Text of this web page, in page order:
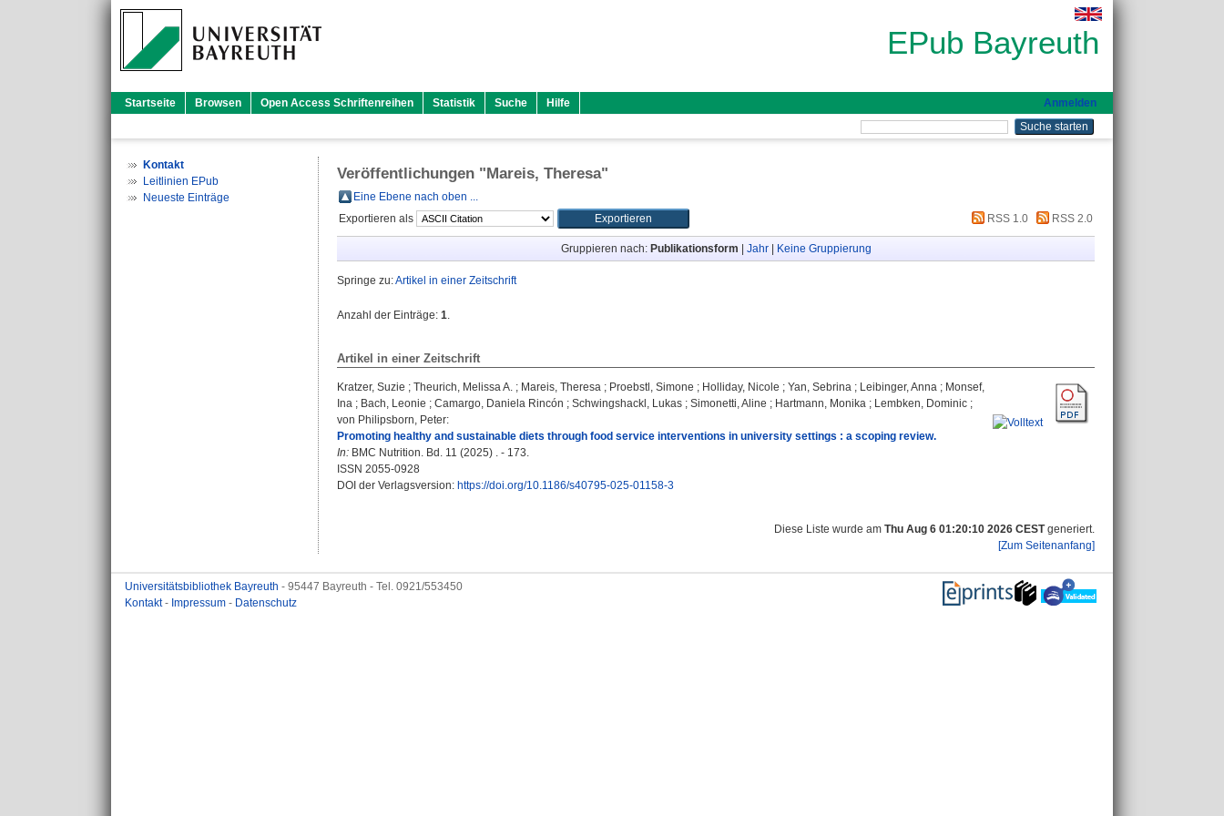
EPub Bayreuth
Startseite Browsen Open Access Schriftenreihen Statistik Suche Hilfe Anmelden
Kontakt
Leitlinien EPub
Neueste Einträge
Veröffentlichungen "Mareis, Theresa"
Eine Ebene nach oben ...
Exportieren als
RSS 1.0 RSS 2.0
Gruppieren nach: Publikationsform Jahr| Keine Gruppierung
Springe zu:Artikel in einer Zeitschrift
Anzahl der Einträge: 1.
Artikel in einer Zeitschrift
Kratzer, Suzie ; Theurich, Melissa A. ; Mareis, Theresa ; Proebstl, Simone ; Holliday, Nicole ; Yan, Sebrina ; Leibinger, Anna ; Monsef,
Ina ; Bach, Leonie ; Camargo, Daniela Rincón ; Schwingshackl, Lukas ; Simonetti, Aline ; Hartmann, Monika ; Lembken, Dominic ;
von Philipsborn, Peter:
Promoting healthy and sustainable diets through food service interventions in university settings : a scoping review.
In: BMC Nutrition. Bd. 11 (2025) . - 173.
ISSN 2055-0928
DOI der Verlagsversion: https://doi.org/10.1186/s40795-025-01158-3
Diese Liste wurde am Thu Aug 6 01:20:10 2026 CESTgeneriert.
[Zum Seitenanfang]
Universitätsbibliothek Bayreuth - 95447 Bayreuth - Tel. 0921/553450
Kontakt- Impressum - Datenschutz